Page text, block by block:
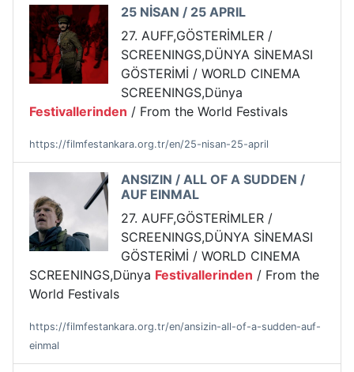
25 NİSAN / 25 APRIL
27. AUFF,GÖSTERİMLER /
SCREENINGS,DÜNYA SİNEMASI
GÖSTERİMİ / WORLD CINEMA
SCREENINGS,Dünya
Festivallerinden / From the World Festivals
https://filmfestankara.org.tr/en/25-nisan-25-april
ANSIZIN / ALL OF A SUDDEN /
AUF EINMAL
27. AUFF,GÖSTERİMLER /
SCREENINGS,DÜNYA SİNEMASI
GÖSTERİMİ / WORLD CINEMA
SCREENINGS,Dünya Festivallerinden / From the
World Festivals
https://filmfestankara.org.tr/en/ansizin-all-of-a-sudden-auf-
einmal